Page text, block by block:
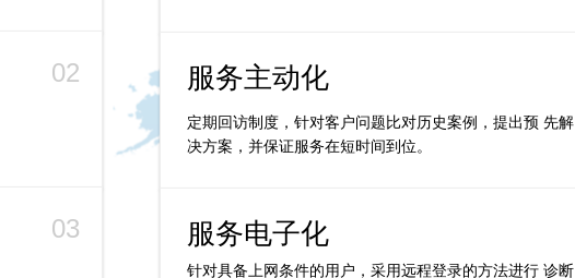
02
03
服务主动化
定期回访制度，针对客户问题比对历史案例，提出预 先解
决方案，并保证服务在短时间到位。
服务电子化
针对具备上网条件的用户，采用远程登录的方法进行 诊断